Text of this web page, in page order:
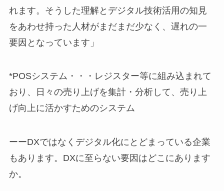
れます。そうした理解とデジタル技術活用の知見
をあわせ持った人材がまだまだ少なく、遅れの一
要因となっています」
*POSシステム・・・レジスター等に組み込まれて
おり、日々の売り上げを集計・分析して、売り上
げ向上に活かすためのシステム
ーーDXではなくデジタル化にとどまっている企業
もあります。DXに至らない要因はどこにあります
か。